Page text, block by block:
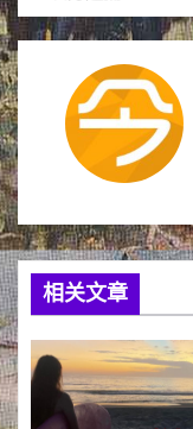
导
航
相关文章